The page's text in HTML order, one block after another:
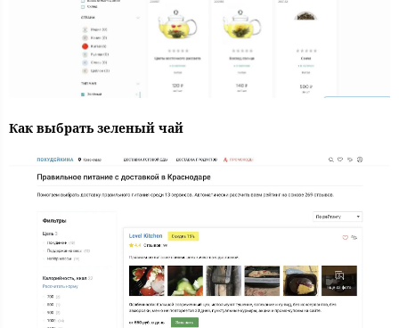
Как выбрать зеленый чай